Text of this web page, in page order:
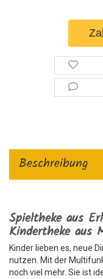
Beschreibung
Spieltheke aus
Kindertheke aus
Kinder lieben es, neue
nutzen. Mit der
noch viel mehr. Sie ist